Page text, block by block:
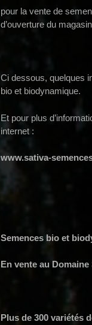
pour la vente de
d’ouverture du
Ci dessous, quelques
bio et biodynamique.
Et pour plus
internet :
www.sativa-
Semences bio et
En vente au
Plus de 300 variétés